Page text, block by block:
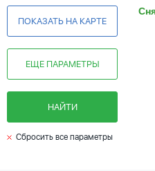
ПОКАЗАТЬ НА КАРТЕ
ЕЩЕ ПАРАМЕТРЫ
НАЙТИ
Сбросить все параметры